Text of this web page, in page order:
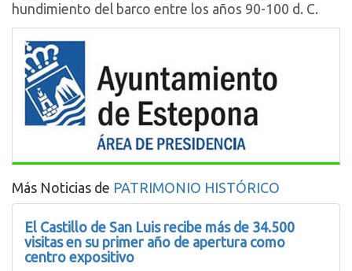
hundimiento del barco entre los años 90-100 d. C.
Más Noticias de PATRIMONIO HISTÓRICO
El Castillo de San Luis recibe más de 34.500
visitas en su primer año de apertura como
centro expositivo